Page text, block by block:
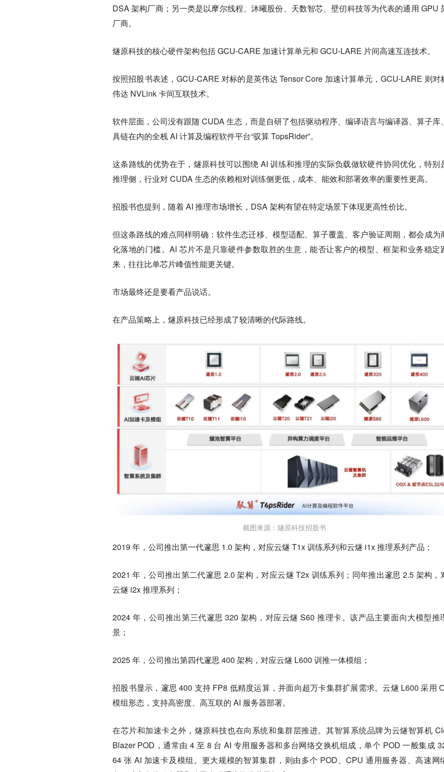
DSA 架构厂商；另一类是以摩尔线程、沐曦股份、天数智芯、壁仞科技等为代表的通用 GPU
厂商。
燧原科技的核心硬件架构包括 GCU-CARE 加速计算单元和 GCU-LARE 片间高速互连技术。
按照招股书表述，GCU-CARE 对标的是英伟达 Tensor Core 加速计算单元，GCU-LARE 则对
伟达 NVLink 卡间互联技术。
软件层面，公司没有跟随 CUDA 生态，而是自研了包括驱动程序、编译语言与编译器、算子库
具链在内的全栈 AI 计算及编程软件平台“驭算 TopsRider”。
这条路线的优势在于，燧原科技可以围绕 AI 训练和推理的实际负载做软硬件协同优化，特别
推理侧，行业对 CUDA 生态的依赖相对训练侧更低，成本、能效和部署效率的重要性更高。
招股书也提到，随着 AI 推理市场增长，DSA 架构有望在特定场景下体现更高性价比。
但这条路线的难点同样明确：软件生态迁移、模型适配、算子覆盖、客户验证周期，都会成为
化落地的门槛。AI 芯片不是只靠硬件参数取胜的生意，能否让客户的模型、框架和业务稳定
来，往往比单芯片峰值性能更关键。
市场最终还是要看产品说话。
在产品策略上，燧原科技已经形成了较清晰的代际路线。
截图来源：燧原科技招股书
2019 年，公司推出第一代邃思 1.0 架构，对应云燧 T1x 训练系列和云燧 i1x 推理系列产品；
2021 年，公司推出第二代邃思 2.0 架构，对应云燧 T2x 训练系列；同年推出邃思 2.5 架构，
云燧 i2x 推理系列；
2024 年，公司推出第三代邃思 320 架构，对应云燧 S60 推理卡。该产品主要面向大模型推
景；
2025 年，公司推出第四代邃思 400 架构，对应云燧 L600 训推一体模组；
招股书显示，邃思 400 支持 FP8 低精度运算，并面向超万卡集群扩展需求。云燧 L600 采用
模组形态，支持高密度、高互联的 AI 服务器部署。
在芯片和加速卡之外，燧原科技也在向系统和集群层推进。其智算系统品牌为云燧智算机
Blazer POD，通常由 4 至 8 台 AI 专用服务器和多台网络交换机组成，单个 POD 一般集成
64 张 AI 加速卡及模组。更大规模的智算集群，则由多个 POD、CPU 通用服务器、高速网